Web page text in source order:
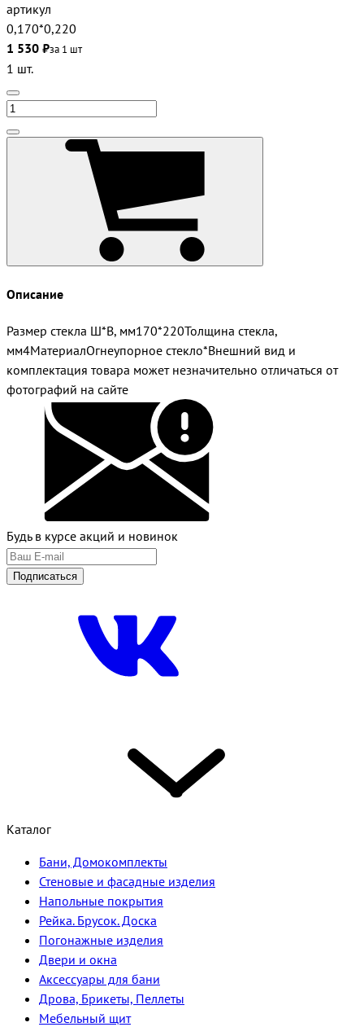
артикул
0,170*0,220
1 530 ₽за 1 шт
1 шт.
Описание
Размер стекла Ш*В, мм170*220Толщина стекла,
мм4МатериалОгнеупорное стекло*Внешний вид и
комплектация товара может незначительно отличаться от
фотографий на сайте
Будь в курсе акций и новинок
Подписаться
Каталог
Бани, Домокомплекты
Стеновые и фасадные изделия
Напольные покрытия
Рейка. Брусок. Доска
Погонажные изделия
Двери и окна
Аксессуары для бани
Дрова, Брикеты, Пеллеты
Мебельный щит